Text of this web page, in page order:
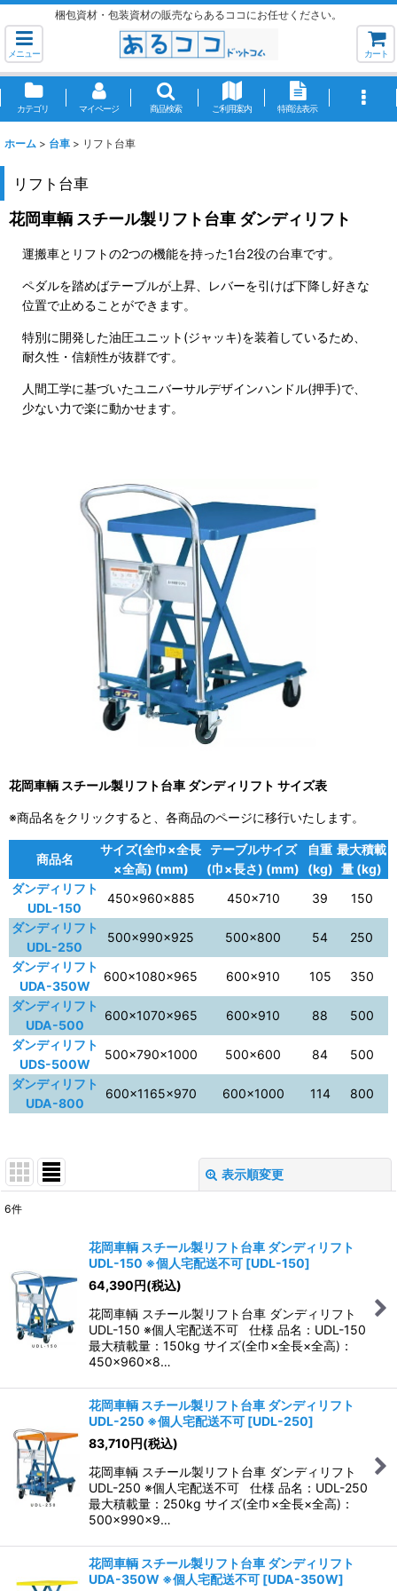
梱包資材・包装資材の販売ならあるココにお任せください。
メニュー カート
カテゴリ マイページ 商品検索 ご利用案内 特商法表示
ホーム > 台車 > リフト台車
リフト台車
花岡車輌 スチール製リフト台車 ダンディリフト
運搬車とリフトの2つの機能を持った1台2役の台車です。
ペダルを踏めばテーブルが上昇、レバーを引けば下降し好きな
位置で止めることができます。
特別に開発した油圧ユニット(ジャッキ)を装着しているため、
耐久性・信頼性が抜群です。
人間工学に基づいたユニバーサルデザインハンドル(押手)で、
少ない力で楽に動かせます。
花岡車輌 スチール製リフト台車 ダンディリフト サイズ表
※商品名をクリックすると、各商品のページに移行いたします。
商品名
サイズ(全巾×全長
×全高) (mm)
テーブルサイズ
(巾×長さ) (mm)
自重
(kg)
最大積載
量 (kg)
ダンディリフト
UDL-150
450×960×885 450×710 39
150
ダンディリフト
UDL-250
500×990×925 500×800 54
250
ダンディリフト
UDA-350W
600×1080×965 600×910 105
350
ダンディリフト
UDA-500
600×1070×965 600×910 88
500
ダンディリフト
UDS-500W
500×790×1000 500×600 84
500
ダンディリフト
UDA-800
600×1165×970 600×1000 114 800
表示順変更
並び順:
絞り込む
6件
花岡車輌 スチール製リフト台車 ダンディリフト
UDL-150 ※個人宅配送不可 [UDL-150]
64,390円(税込)
花岡車輌 スチール製リフト台車 ダンディリフト
UDL-150 ※個人宅配送不可 仕様 品名：UDL-150
最大積載量：150kg サイズ(全巾×全長×全高)：
450×960×8…
花岡車輌 スチール製リフト台車 ダンディリフト
UDL-250 ※個人宅配送不可 [UDL-250]
83,710円(税込)
花岡車輌 スチール製リフト台車 ダンディリフト
UDL-250 ※個人宅配送不可 仕様 品名：UDL-250
最大積載量：250kg サイズ(全巾×全長×全高)：
500×990×9…
花岡車輌 スチール製リフト台車 ダンディリフト
UDA-350W ※個人宅配送不可 [UDA-350W]